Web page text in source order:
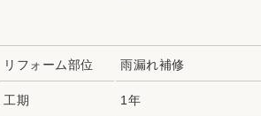
リフォーム部位 雨漏れ補修
工期 1年